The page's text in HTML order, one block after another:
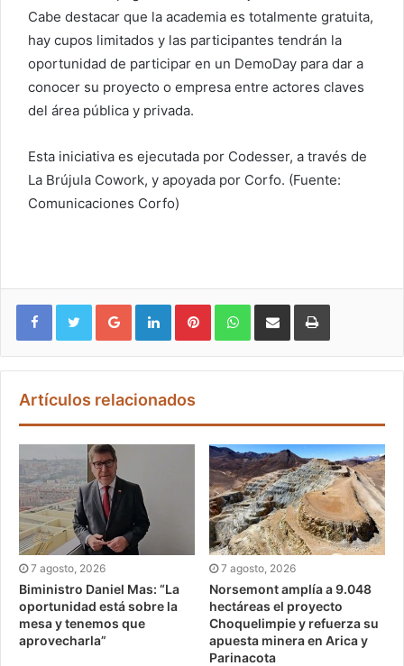
Cabe destacar que la academia es totalmente gratuita,
hay cupos limitados y las participantes tendrán la
oportunidad de participar en un DemoDay para dar a
conocer su proyecto o empresa entre actores claves
del área pública y privada.
Esta iniciativa es ejecutada por Codesser, a través de
La Brújula Cowork, y apoyada por Corfo. (Fuente:
Comunicaciones Corfo)
Google+ LinkedIn Pinterest WhatsApp
Artículos relacionados
7 agosto, 2026
Biministro Daniel Mas: “La
oportunidad está sobre la
mesa y tenemos que
aprovecharla”
7 agosto, 2026
Norsemont amplía a 9.048
hectáreas el proyecto
Choquelimpie y refuerza su
apuesta minera en Arica y
Parinacota